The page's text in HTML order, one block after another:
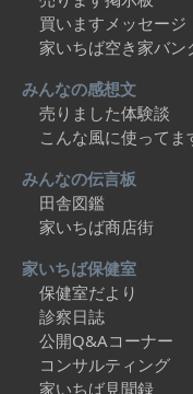
買いますメッセージ
家いちば空き家バン
みんなの感想文
売りました体験談
こんな風に使ってま
みんなの伝言板
田舎図鑑
家いちば商店街
家いちば保健室
保健室だより
診察日誌
公開Q&Aコーナー
コンサルティング
家いちば見聞録